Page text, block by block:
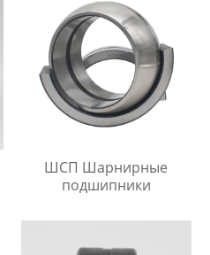
ШСП Шарнирные
подшипники